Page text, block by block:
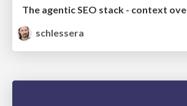
The agentic SEO stack - context
schlessera